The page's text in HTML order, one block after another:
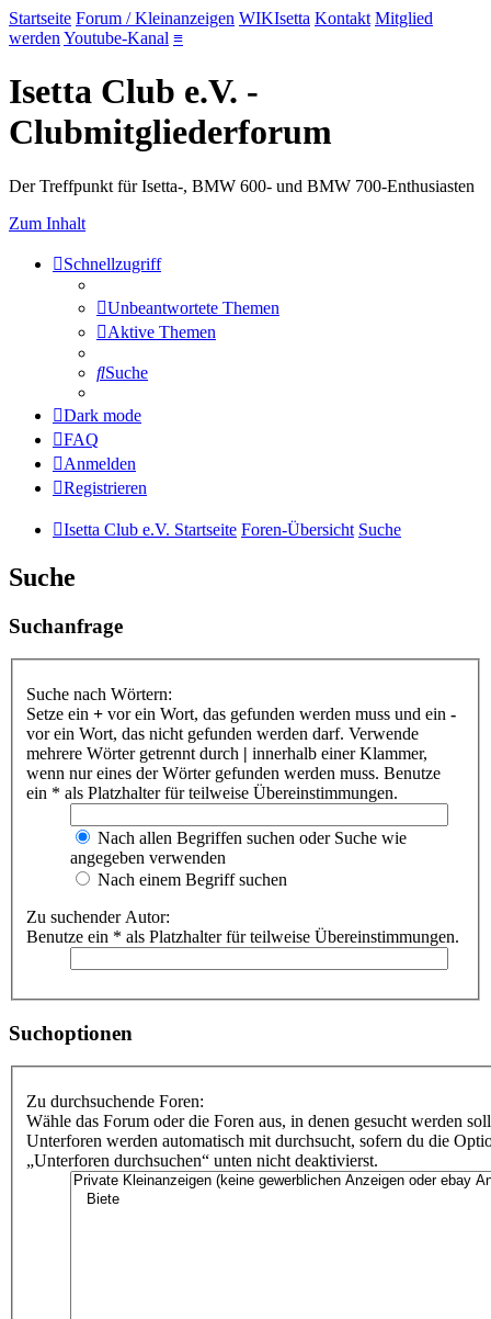
Startseite Forum / Kleinanzeigen WIKIsetta Kontakt Mitglied
werden Youtube-Kanal ≡
Isetta Club e.V. -
Clubmitgliederforum
Der Treffpunkt für Isetta-, BMW 600- und BMW 700-Enthusiasten
Zum Inhalt
Schnellzugriff
Unbeantwortete Themen
Aktive Themen
Suche
Dark mode
FAQ
Anmelden
Registrieren
Isetta Club e.V. Startseite Foren-Übersicht Suche
Suche
Suchanfrage
Suche nach Wörtern:
Setze ein + vor ein Wort, das gefunden werden muss und ein -
vor ein Wort, das nicht gefunden werden darf. Verwende
mehrere Wörter getrennt durch | innerhalb einer Klammer,
wenn nur eines der Wörter gefunden werden muss. Benutze
ein * als Platzhalter für teilweise Übereinstimmungen.
Nach allen Begriffen suchen oder Suche wie
angegeben verwenden
Nach einem Begriff suchen
Zu suchender Autor:
Benutze ein * als Platzhalter für teilweise Übereinstimmungen.
Suchoptionen
Zu durchsuchende Foren:
Wähle das Forum oder die Foren aus, in denen gesucht werden
Unterforen werden automatisch mit durchsucht, sofern du die
„Unterforen durchsuchen“ unten nicht deaktivierst.